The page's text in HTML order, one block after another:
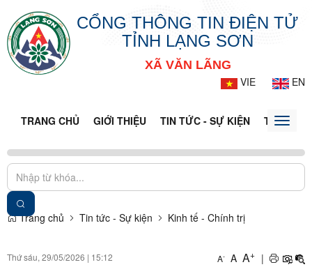
CỔNG THÔNG TIN ĐIỆN TỬ
TỈNH LẠNG SƠN
XÃ VĂN LÃNG
VIE
EN
TRANG CHỦ GIỚI THIỆU TIN TỨC - SỰ KIỆN THÔNG
Toggle
Trang chủ Tin tức - Sự kiện Kinh tế - Chính trị
Thứ sáu, 29/05/2026 | 15:12 A- A A+ |